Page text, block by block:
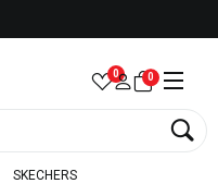
0 0
SKECHERS